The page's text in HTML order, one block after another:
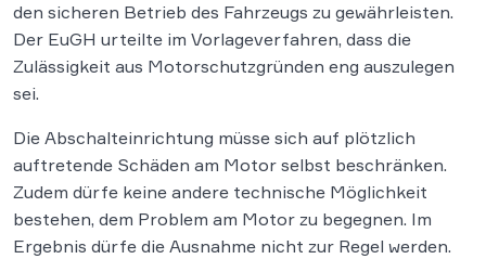
den sicheren Betrieb des Fahrzeugs zu gewährleisten.
Der EuGH urteilte im Vorlageverfahren, dass die
Zulässigkeit aus Motorschutzgründen eng auszulegen
sei.
Die Abschalteinrichtung müsse sich auf plötzlich
auftretende Schäden am Motor selbst beschränken.
Zudem dürfe keine andere technische Möglichkeit
bestehen, dem Problem am Motor zu begegnen. Im
Ergebnis dürfe die Ausnahme nicht zur Regel werden.